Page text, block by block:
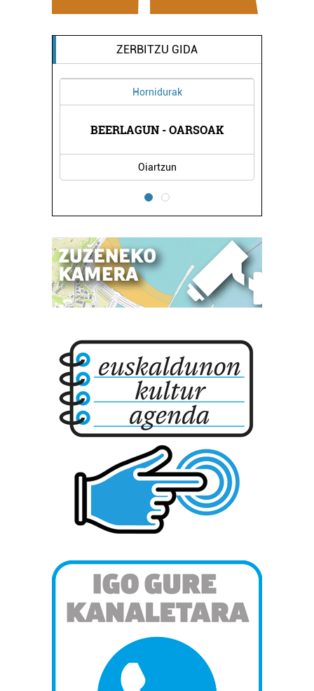
ZERBITZU GIDA
Hornidurak
BEERLAGUN - OARSOAK
Oiartzun